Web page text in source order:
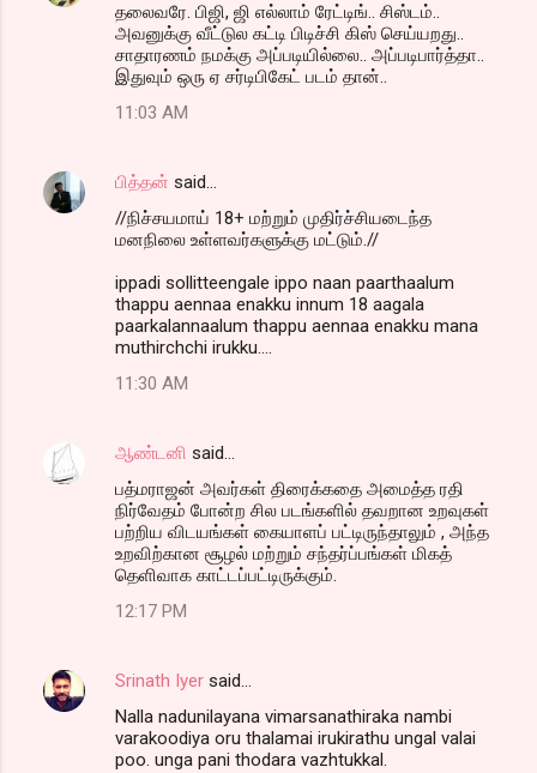
தலைவரே. பிஜி, ஜி எல்லாம் ரேட்டிங்.. சிஸ்டம்..
அவனுக்கு வீட்டுல கட்டி பிடிச்சி கிஸ் செய்யறது..
சாதாரணம் நமக்கு அப்படியில்லை.. அப்படிபார்த்தா..
இதுவும் ஒரு ஏ சர்டிபிகேட் படம் தான்..
11:03 AM
பித்தன் said…
//நிச்சயமாய் 18+ மற்றும் முதிர்ச்சியடைந்த
மனநிலை உள்ளவர்களுக்கு மட்டும்.//
ippadi sollitteengale ippo naan paarthaalum
thappu aennaa enakku innum 18 aagala
paarkalannaalum thappu aennaa enakku mana
muthirchchi irukku....
11:30 AM
ஆண்டனி said…
பத்மராஜன் அவர்கள் திரைக்கதை அமைத்த ரதி
நிர்வேதம் போன்ற சில படங்களில் தவறான உறவுகள்
பற்றிய விடயங்கள் கையாளப் பட்டிருந்தாலும் , அந்த
உறவிற்கான சூழல் மற்றும் சந்தர்ப்பங்கள் மிகத்
தெளிவாக காட்டப்பட்டிருக்கும்.
12:17 PM
Srinath Iyer said…
Nalla nadunilayana vimarsanathiraka nambi
varakoodiya oru thalamai irukirathu ungal valai
poo. unga pani thodara vazhtukkal.